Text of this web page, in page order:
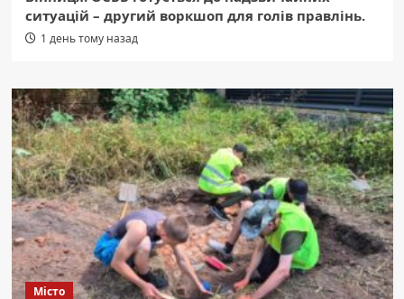
ситуацій – другий воркшоп для голів правлінь.
1 день тому назад
Місто